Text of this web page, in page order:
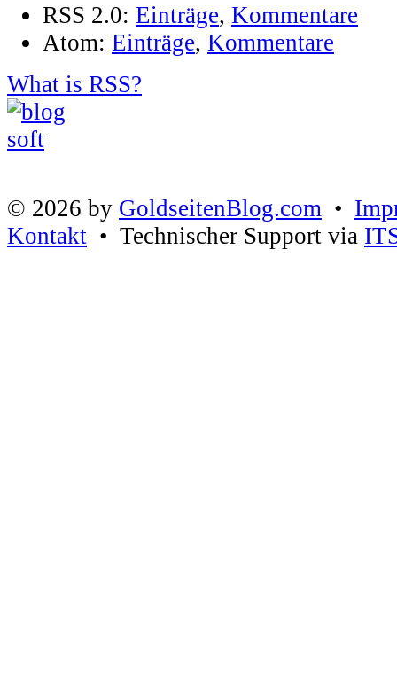
RSS 2.0: Einträge, Kommentare
Atom: Einträge, Kommentare
What is RSS?
© 2026 by GoldseitenBlog.com •
Kontakt • Technischer Support via